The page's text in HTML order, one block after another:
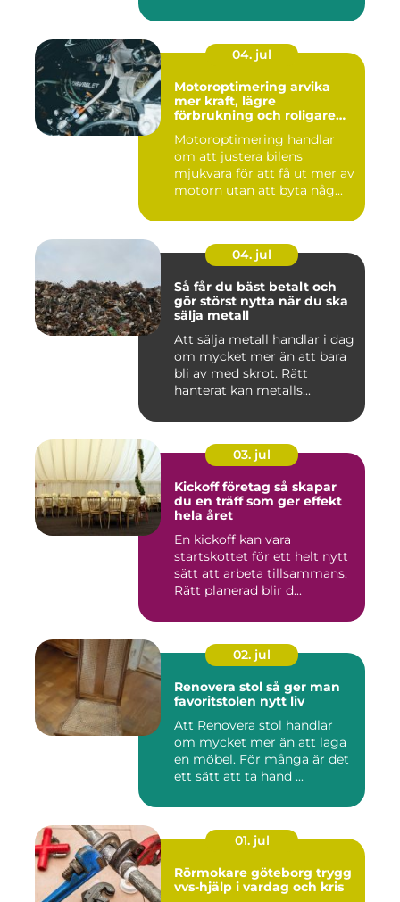
04. jul
Motoroptimering arvika
mer kraft, lägre
förbrukning och roligare
Motoroptimering handlar
om att justera bilens
mjukvara för att få ut mer av
motorn utan att byta någ...
04. jul
Så får du bäst betalt och
gör störst nytta när du ska
sälja metall
Att sälja metall handlar i dag
om mycket mer än att bara
bli av med skrot. Rätt
hanterat kan metalls...
03. jul
Kickoff företag så skapar
du en träff som ger effekt
hela året
En kickoff kan vara
startskottet för ett helt nytt
sätt att arbeta tillsammans.
Rätt planerad blir d...
02. jul
Renovera stol så ger man
favoritstolen nytt liv
Att Renovera stol handlar
om mycket mer än att laga
en möbel. För många är det
ett sätt att ta hand ...
01. jul
Rörmokare göteborg trygg
vvs-hjälp i vardag och kris